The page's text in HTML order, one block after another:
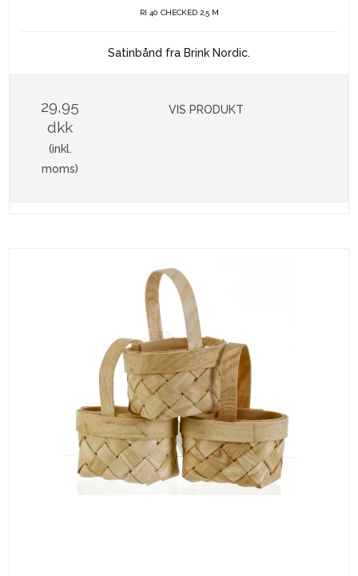
RI 40 CHECKED 2,5 M
Satinbånd fra Brink Nordic.
29,95
dkk
(inkl.
moms)
VIS PRODUKT